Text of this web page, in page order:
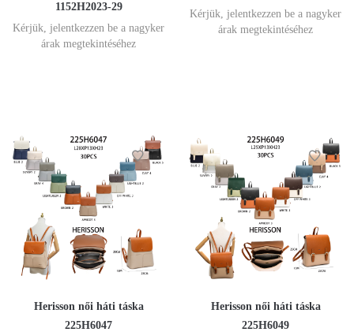
1152H2023-29
Kérjük, jelentkezzen be a nagyker
árak megtekintéséhez
Kérjük, jelentkezzen be a nagyker
árak megtekintéséhez
Herisson női háti táska
225H6047
Herisson női háti táska
225H6049